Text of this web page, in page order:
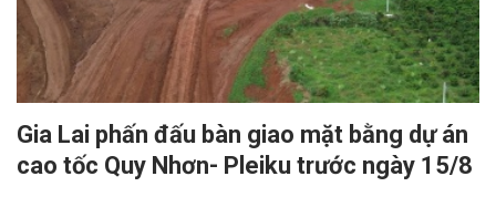
Gia Lai phấn đấu bàn giao mặt bằng dự án
cao tốc Quy Nhơn- Pleiku trước ngày 15/8